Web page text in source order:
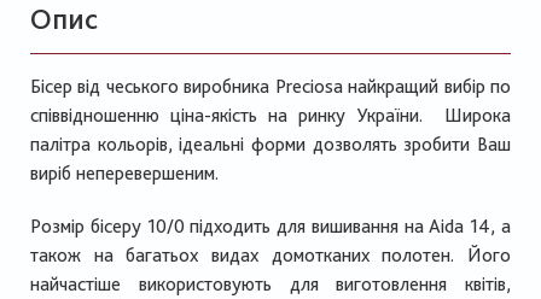
Опис
Бісер від чеського виробника Preciosa найкращий вибір по
співвідношенню ціна-якість на ринку України. Широка
палітра кольорів, ідеальні форми дозволять зробити Ваш
виріб неперевершеним.
Розмір бісеру 10/0 підходить для вишивання на Aida 14, а
також на багатьох видах домотканих полотен. Його
найчастіше використовують для виготовлення квітів,